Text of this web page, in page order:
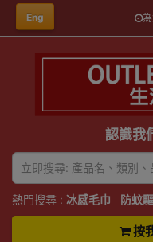
Eng
認識我
熱門搜尋 : 冰感毛巾 防蚊
按